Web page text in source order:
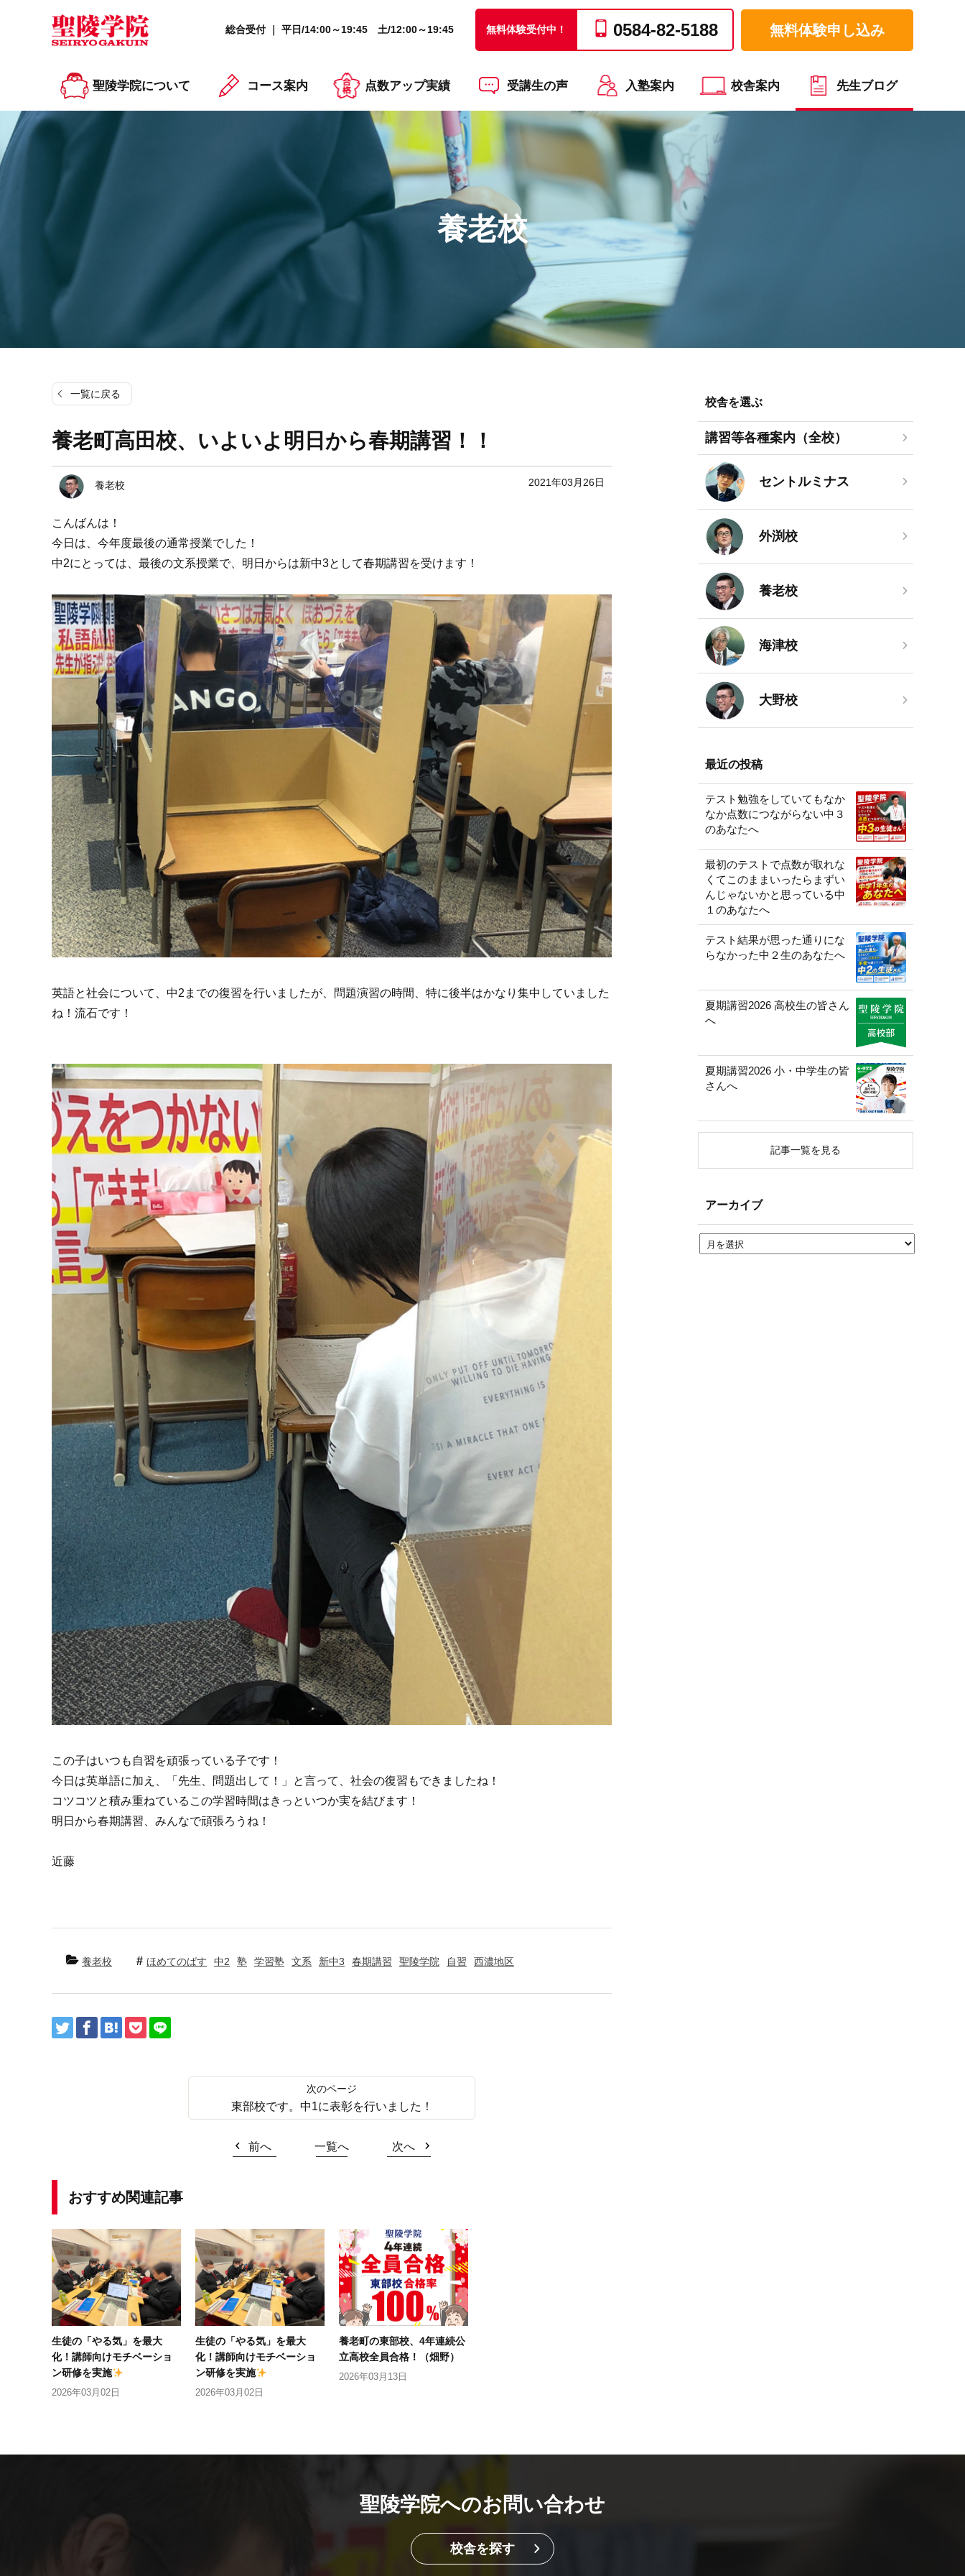
総合受付 ｜ 平日/14:00～19:45 土/12:00～19:45 無料体験受付中！ 0584-82-5188 無料体験申し込み
聖陵学院について コース案内 点数アップ実績 受講生の声 入塾案内 校舎案内 先生ブログ
養老校
一覧に戻る
養老町高田校、いよいよ明日から春期講習！！
養老校 2021年03月26日
こんばんは！
今日は、今年度最後の通常授業でした！
中2にとっては、最後の文系授業で、明日からは新中3として春期講習を受けます！
英語と社会について、中2までの復習を行いましたが、問題演習の時間、特に後半はかなり集中していました
ね！流石です！
この子はいつも自習を頑張っている子です！
今日は英単語に加え、「先生、問題出して！」と言って、社会の復習もできましたね！
コツコツと積み重ねているこの学習時間はきっといつか実を結びます！
明日から春期講習、みんなで頑張ろうね！
近藤
養老校 ほめてのばす 中2 塾 学習塾 文系 新中3 春期講習 聖陵学院 自習 西濃地区
東部校です。中1に表彰を行いました！
前へ 一覧へ 次へ
おすすめ関連記事
生徒の「やる気」を最大
化！講師向けモチベーショ
ン研修を実施
2026年03月02日
生徒の「やる気」を最大
化！講師向けモチベーショ
ン研修を実施
2026年03月02日
養老町の東部校、4年連続公
立高校全員合格！（畑野）
2026年03月13日
校舎を選ぶ
講習等各種案内（全校）
セントルミナス
外渕校
養老校
海津校
大野校
最近の投稿
テスト勉強をしていてもなか
なか点数につながらない中３
のあなたへ
最初のテストで点数が取れな
くてこのままいったらまずい
んじゃないかと思っている中
１のあなたへ
テスト結果が思った通りにな
らなかった中２生のあなたへ
夏期講習2026 高校生の皆さん
へ
夏期講習2026 小・中学生の皆
さんへ
記事一覧を見る
アーカイブ
聖陵学院へのお問い合わせ
校舎を探す